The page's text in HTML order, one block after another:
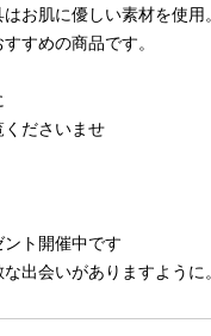
お肌に優しい素材を使用。
すめの商品です。
ださいませ
ト開催中です
出会いがありますように。